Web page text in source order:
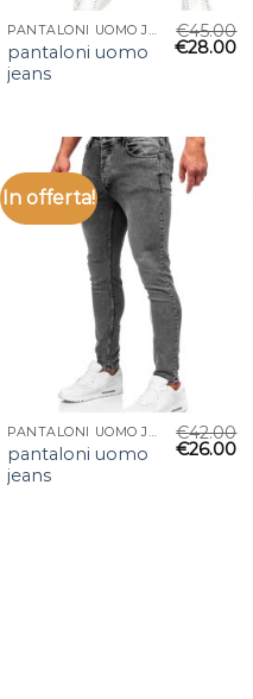
PANTALONI UOMO JEANS
pantaloni uomo
jeans
€45.00
€28.00
In offerta!
PANTALONI UOMO JEANS
pantaloni uomo
jeans
€42.00
€26.00